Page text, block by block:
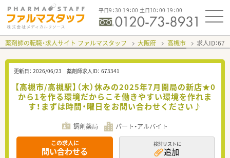
平日9：30-19：00 土日10：00-19：00
薬剤師の転職・求人サイト ファルマスタッフ 大阪府 高槻市 求人ID：
更新日： 2026/06/23 薬剤師求人ID： 673341
【高槻市/高槻駅】（木）休みの2025年7月開局の新店★0
から1を作る環境だからこそ働きやすい環境を作れま
す！まずは時間・曜日をお問い合わせください♪
調剤薬局 パート・アルバイト
この求人に
問い合わせる
検討リストに
追加